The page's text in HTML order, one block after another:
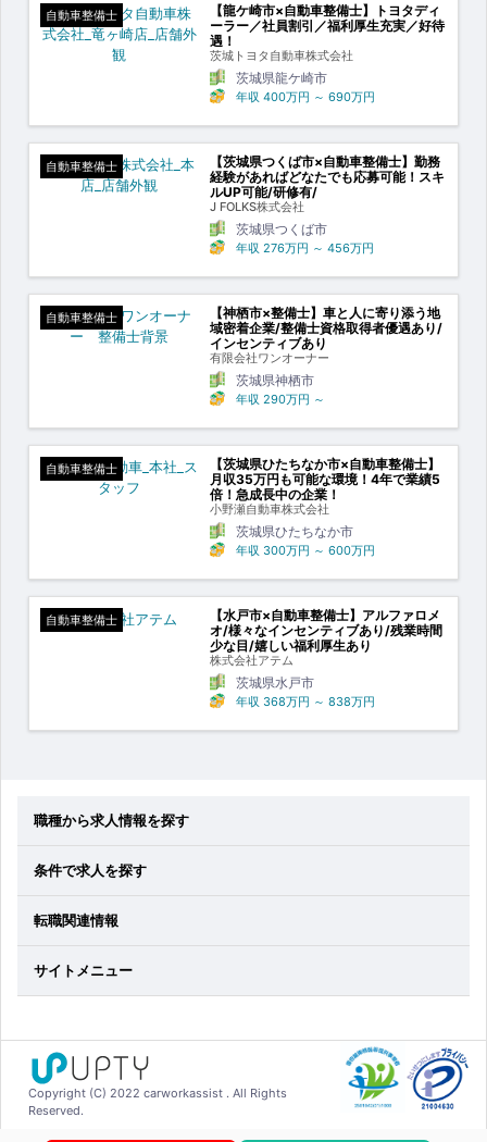
自動車整備士
【龍ケ崎市×自動車整備士】トヨタディ
ーラー／社員割引／福利厚生充実／好待
遇！
茨城トヨタ自動車株式会社
茨城県龍ケ崎市
年収 400万円 ～ 690万円
自動車整備士
【茨城県つくば市×自動車整備士】勤務
経験があればどなたでも応募可能！スキ
ルUP可能/研修有/
J FOLKS株式会社
茨城県つくば市
年収 276万円 ～ 456万円
自動車整備士
【神栖市×整備士】車と人に寄り添う地
域密着企業/整備士資格取得者優遇あり/
インセンティブあり
有限会社ワンオーナー
茨城県神栖市
年収 290万円 ～
自動車整備士
【茨城県ひたちなか市×自動車整備士】
月収35万円も可能な環境！4年で業績5
倍！急成長中の企業！
小野瀬自動車株式会社
茨城県ひたちなか市
年収 300万円 ～ 600万円
自動車整備士
【水戸市×自動車整備士】アルファロメ
オ/様々なインセンティブあり/残業時間
少な目/嬉しい福利厚生あり
株式会社アテム
茨城県水戸市
年収 368万円 ～ 838万円
職種から求人情報を探す
条件で求人を探す
転職関連情報
サイトメニュー
Copyright (C) 2022 carworkassist . All Rights
Reserved.